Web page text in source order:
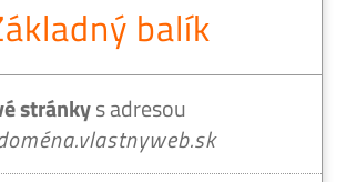
balík
stránkys adresou